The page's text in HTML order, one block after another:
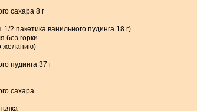
сахара 8 г
1/2 пакетика ванильного пудинга 18 г)
без горки
желанию)
пудинга 37 г
сахара